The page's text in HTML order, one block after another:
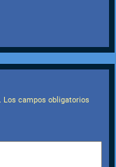
Los campos obligatorios